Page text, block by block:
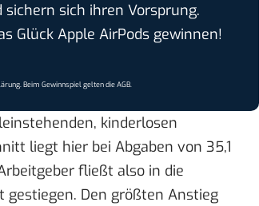
sich ihren Vorsprung.
Glück Apple AirPods gewinnen!
. Beim Gewinnspiel gelten dieAGB.
kinderlosen
liegt hier bei Abgaben von 35,1
fließt also in die
gestiegen. Den größten Anstieg